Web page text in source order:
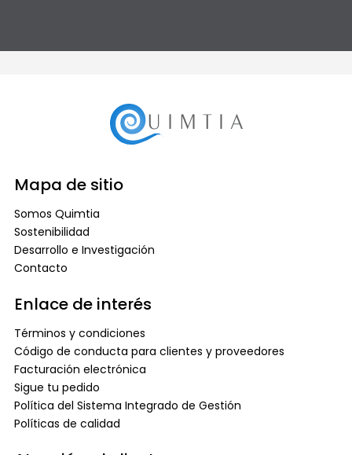
Mapa de sitio
Somos Quimtia
Sostenibilidad
Desarrollo e Investigación
Contacto
Enlace de interés
Términos y condiciones
Código de conducta para clientes y proveedores
Facturación electrónica
Sigue tu pedido
Política del Sistema Integrado de Gestión
Políticas de calidad